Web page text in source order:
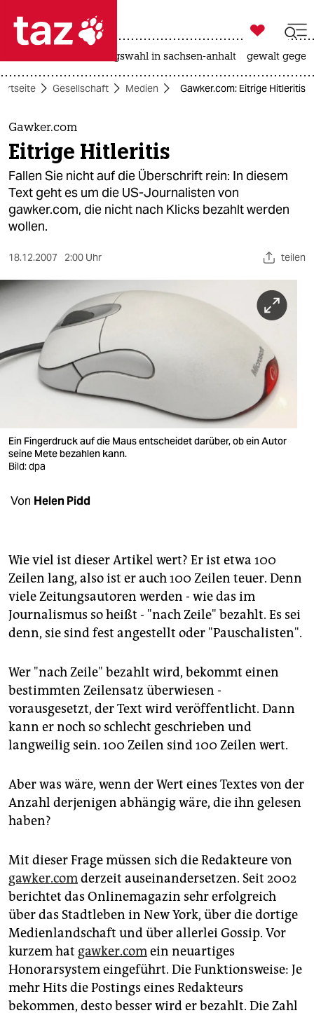
 taz zahl ich
taz zahl ich
themen
politik
öko
gesellschaft
kultur
sport
berlin
nord
wahrheit
verlag
veranstaltungen
abo
genossenschaft
epaper login

taz zahl ich
landtagswahl in sachsen-anhalt gewalt
Gesellschaft Medien Gawker.com: Eitrige Hitleritis
Gawker.com
Eitrige Hitleritis
Fallen Sie nicht auf die Überschrift rein: In diesem
Text geht es um die US-Journalisten von
gawker.com, die nicht nach Klicks bezahlt werden
wollen.
18.12.2007 2:00 Uhr teilen
Ein Fingerdruck auf die Maus entscheidet darüber, ob ein Autor
seine Mete bezahlen kann.
Bild: dpa
Von Helen Pidd
Wie viel ist dieser Artikel wert? Er ist etwa 100
Zeilen lang, also ist er auch 100 Zeilen teuer. Denn
viele Zeitungsautoren werden - wie das im
Journalismus so heißt - "nach Zeile" bezahlt. Es sei
denn, sie sind fest angestellt oder "Pauschalisten".
Wer "nach Zeile" bezahlt wird, bekommt einen
bestimmten Zeilensatz überwiesen -
vorausgesetzt, der Text wird veröffentlicht. Dann
kann er noch so schlecht geschrieben und
langweilig sein. 100 Zeilen sind 100 Zeilen wert.
Aber was wäre, wenn der Wert eines Textes von der
Anzahl derjenigen abhängig wäre, die ihn gelesen
haben?
Mit dieser Frage müssen sich die Redakteure von
gawker.comderzeit auseinandersetzen. Seit 2002
berichtet das Onlinemagazin sehr erfolgreich
über das Stadtleben in New York, über die dortige
Medienlandschaft und über allerlei Gossip. Vor
kurzem hat gawker.comein neuartiges
Honorarsystem eingeführt. Die Funktionsweise: Je
mehr Hits die Postings eines Redakteurs
bekommen, desto besser wird er bezahlt. Die Zahl